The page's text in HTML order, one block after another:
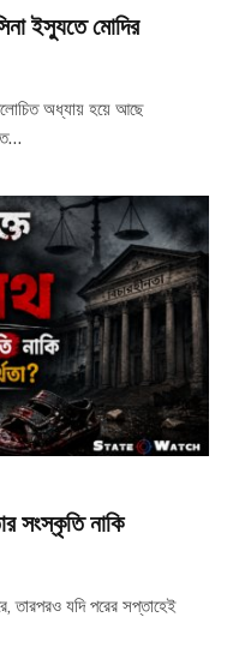
ইস্যুতে মোদির
অধ্যায় হয়ে আছে
সংস্কৃতি নাকি
তারপরও যদি পরের সপ্তাহেই